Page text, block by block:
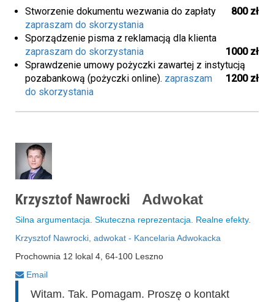
Stworzenie dokumentu wezwania do zapłaty
800 zł
zapraszam do skorzystania
Sporządzenie pisma z reklamacją dla klienta
1000 zł
zapraszam do skorzystania
Sprawdzenie umowy pożyczki zawartej z instytucją
pozabankową (pożyczki online).
1200 zł
zapraszam
do skorzystania
Krzysztof Nawrocki Adwokat
Silna argumentacja. Skuteczna reprezentacja. Realne efekty.
Krzysztof Nawrocki, adwokat - Kancelaria Adwokacka
Prochownia 12 lokal 4, 64-100 Leszno
Email
Witam. Tak. Pomagam. Proszę o kontakt